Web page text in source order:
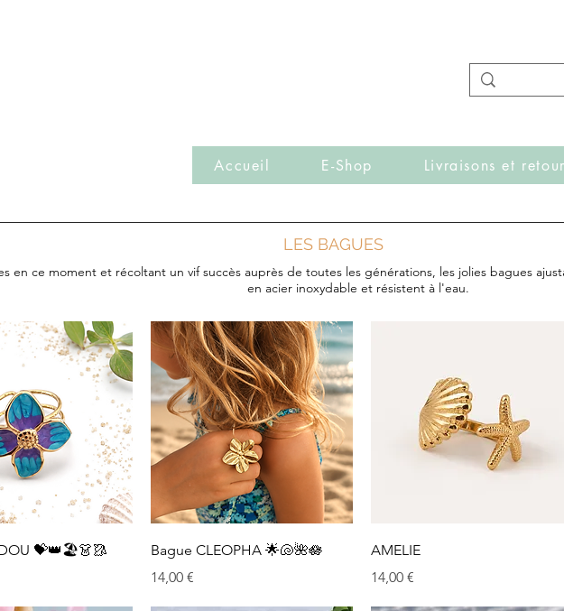
Accueil E-Shop Livraisons et
LES BAGUES
en ce moment et récoltant un vif succès auprès de toutes les générations, les jolies bagues
en acier inoxydable et résistent à l'eau.
rapide
💝👑🏖️👗🥻
Aperçu rapide
Bague CLEOPHA 🌟🐚🌺🪷
Prix
14,00 €
AMELIE
Prix
14,00 €